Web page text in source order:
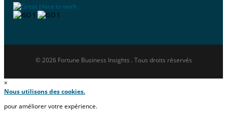
© 2026 Fortune Business Insights . Tous droits réservés
×
Nous utilisons des cookies.
pour améliorer votre expérience.